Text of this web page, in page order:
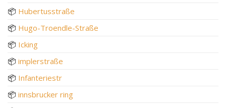
📦 Hubertusstraße
📦 Hugo-Troendle-Straße
📦 Icking
📦 implerstraße
📦 Infanteriestr
📦 innsbrucker ring